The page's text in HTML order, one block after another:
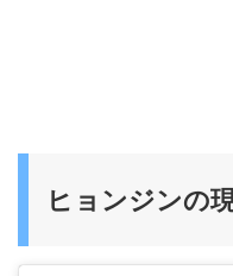
ヒョンジンの